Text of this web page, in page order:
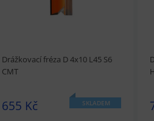
Drážkovací fréza D 4x10 L45 S6
CMT
655 Kč SKLADEM